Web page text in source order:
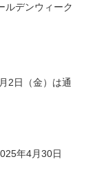
ルデンウィーク
2日（金）は通
年4月30日